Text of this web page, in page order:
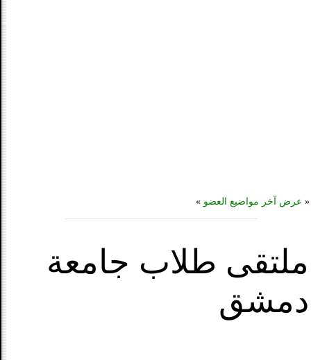
« عرض آخر مواضيع العضو »
ملتقى طلاب جامعة
دمشق